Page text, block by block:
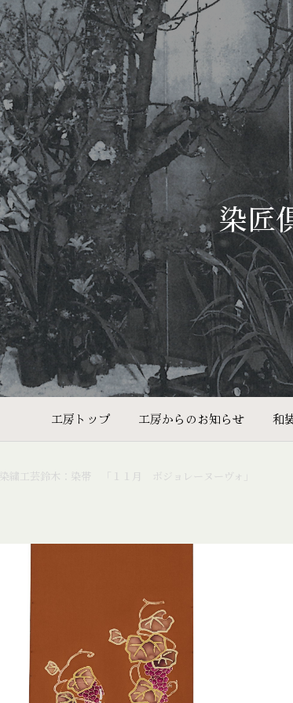
染匠
工房トップ 工房からのお知らせ 和
染繍工芸鈴木：染帯 「１１月 ボジョレーヌーヴォ」